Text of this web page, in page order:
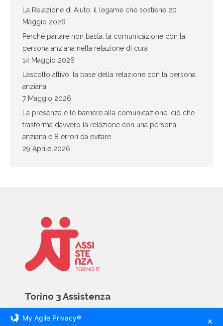
La Relazione di Aiuto: il legame che sostiene 20
Maggio 2026
Perché parlare non basta: la comunicazione con la
persona anziana nella relazione di cura
14 Maggio 2026
L’ascolto attivo: la base della relazione con la persona
anziana
7 Maggio 2026
La presenza e le barriere alla comunicazione: ciò che
trasforma davvero la relazione con una persona
anziana e 8 errori da evitare
29 Aprile 2026
Torino 3 Assistenza
Via Giovanni Servais 81D
My Agile Privacy® ✕